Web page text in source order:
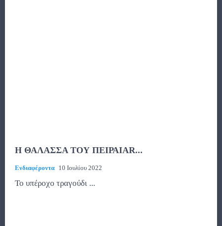
Η ΘΑΛΑΣΣΑ ΤΟΥ ΠΕΙΡΑΙΑR...
Ενδιαφέροντα 10 Ιουλίου 2022
Το υπέροχο τραγούδι ...